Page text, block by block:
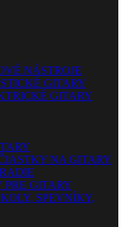
NÁSTROJE
GITARY
GITARY
NA GITARY
PRE GITARY
SPEVNÍKY,